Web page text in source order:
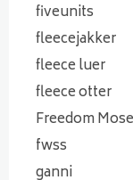
fiveunits
fleecejakker
fleece luer
fleece otter
Freedom
fwss
ganni